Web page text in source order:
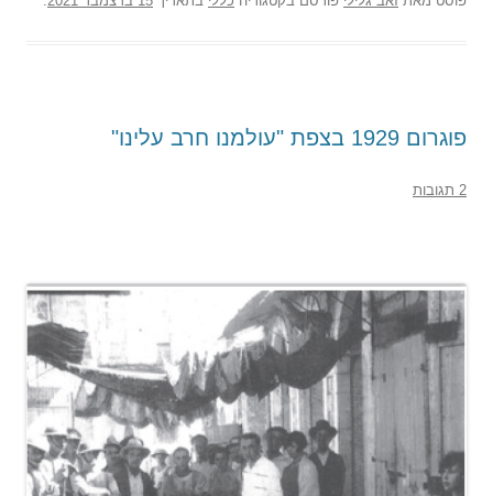
פוגרום 1929 בצפת "עולמנו חרב עלינו"
2 תגובות